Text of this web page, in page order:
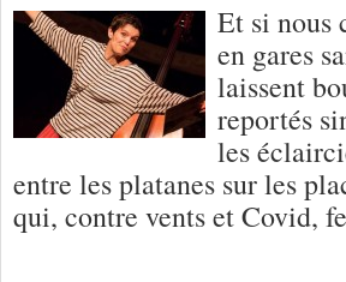
Et si nous
en gares
laissent
reportés
les
entre les platanes sur les
qui, contre vents et Covid,